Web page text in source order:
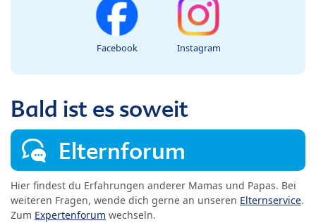
Facebook Instagram
Bald ist es soweit
Elternforum
Hier findest du Erfahrungen anderer Mamas und Papas. Bei
weiteren Fragen, wende dich gerne an unseren Elternservice.
Zum Expertenforum wechseln.